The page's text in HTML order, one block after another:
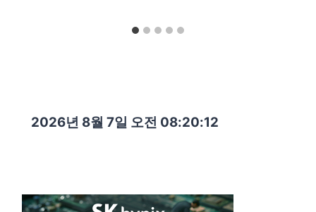
2026년 8월 7일 오전 08:20:14